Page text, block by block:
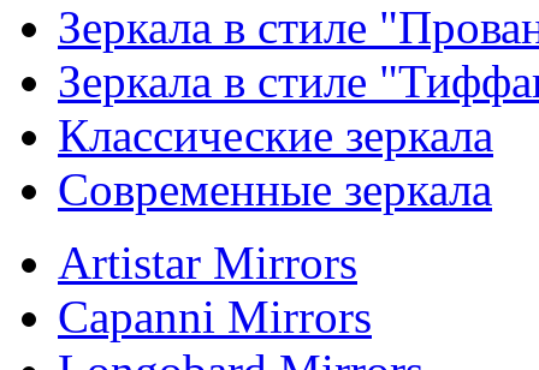
Зеркала в стиле
Зеркала в стиле
Классические зеркала
Современные зеркала
Artistar Mirrors
Capanni Mirrors